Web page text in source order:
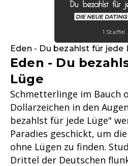
1 Staffel
Eden - Du bezahlst für jede
Eden - Du
Lüge
Schmetterlinge im Bauch
Dollarzeichen in den
bezahlst für jede Lüge"
Paradies geschickt, um
ohne Lügen zu finden.
Drittel der Deutschen